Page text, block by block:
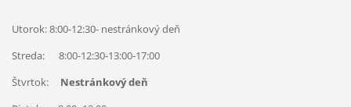
Utorok: 8:00-12:30- nestránkový deň
Streda: 8:00-12:30-13:00-17:00
Štvrtok: Nestránkový deň